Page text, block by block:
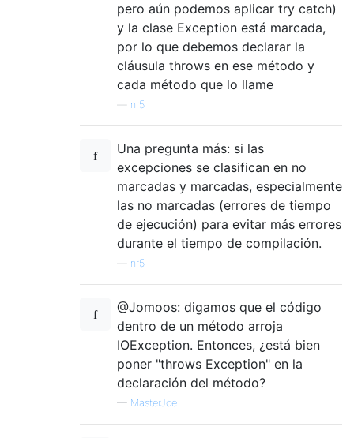
pero aún podemos aplicar try catch)
y la clase Exception está marcada,
por lo que debemos declarar la
cláusula throws en ese método y
cada método que lo llame
nr5
Una pregunta más: si las
excepciones se clasifican en no
marcadas y marcadas, especialmente
las no marcadas (errores de tiempo
de ejecución) para evitar más errores
durante el tiempo de compilación.
nr5
@Jomoos: digamos que el código
dentro de un método arroja
IOException. Entonces, ¿está bien
poner "throws Exception" en la
declaración del método?
— MasterJoe